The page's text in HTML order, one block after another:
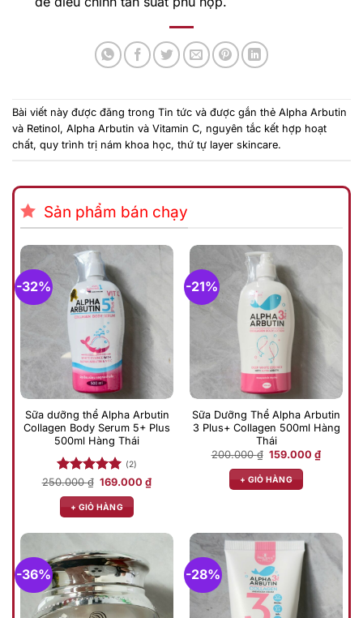
Bài viết này được đăng trong Tin tức và được gắn thẻ Alpha Arbutin
và Retinol, Alpha Arbutin và Vitamin C, nguyên tắc kết hợp hoạt
chất, quy trình trị nám khoa học, thứ tự layer skincare.
Sản phẩm bán chạy
-32%
Sữa dưỡng thể Alpha Arbutin
Collagen Body Serum 5+ Plus
500ml Hàng Thái
Được xếp
hạng5.00
5 sao
(2)
250.000₫ Giá
là:
250.000 ₫.
169.000₫Giá
+ GIỎ HÀNG
-21%
Sữa Dưỡng Thể Alpha Arbutin
3 Plus+ Collagen 500ml Hàng
Thái
200.000₫ Giá
là:
200.000 ₫.
159.000₫Giá
+ GIỎ HÀNG
-36% -28%